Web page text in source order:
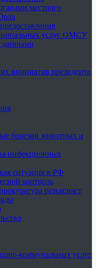
местного
услуг ОМСУ
данными
инициатив президента
болезни животных и
инфекционных
ситуация в РФ
контроль
разъясняет
коммунальных услуг